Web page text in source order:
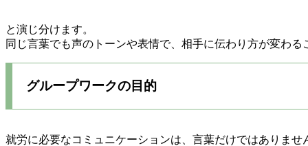
と演じ分けます。
同じ言葉でも声のトーンや表情で、相手に伝わり方が変わる
グループワークの目的
就労に必要なコミュニケーションは、言葉だけではありませ